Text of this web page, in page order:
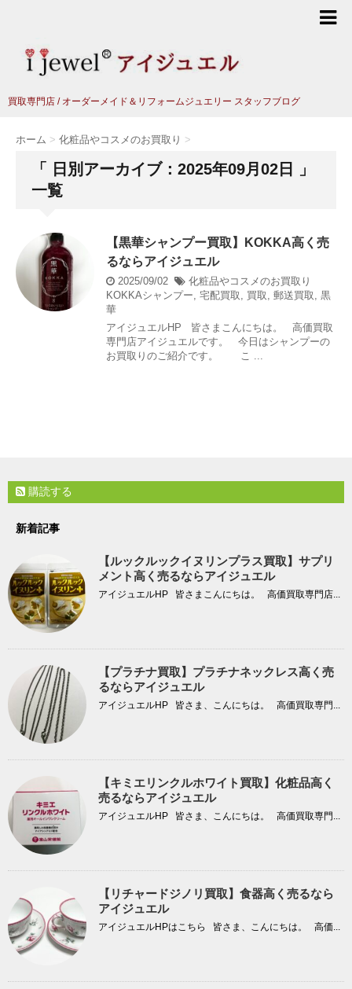
買取専門店 / オーダーメイド＆リフォームジュエリー スタッフブログ
ホーム > 化粧品やコスメのお買取り >
「 日別アーカイブ：2025年09月02日 」
一覧
【黒華シャンプー買取】KOKKA高く売
るならアイジュエル
2025/09/02
化粧品やコスメのお買取り
KOKKAシャンプー 宅配買取 買取 郵送買取
黒
華
アイジュエルHP 皆さまこんにちは。 高価買取
専門店アイジュエルです。 今日はシャンプーの
お買取りのご紹介です。 こ ...
購読する
新着記事
【ルックルックイヌリンプラス買取】サプリ
メント高く売るならアイジュエル
アイジュエルHP 皆さまこんにちは。 高価買取専門店...
【プラチナ買取】プラチナネックレス高く売
るならアイジュエル
アイジュエルHP 皆さま、こんにちは。 高価買取専門...
【キミエリンクルホワイト買取】化粧品高く
売るならアイジュエル
アイジュエルHP 皆さま、こんにちは。 高価買取専門...
【リチャードジノリ買取】食器高く売るなら
アイジュエル
アイジュエルHPはこちら 皆さま、こんにちは。 高価...